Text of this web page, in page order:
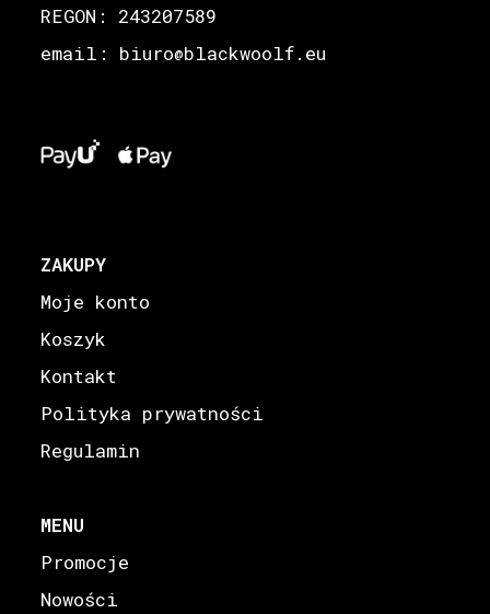
REGON: 243207589
email: biuro@blackwoolf.eu
ZAKUPY
Moje konto
Koszyk
Kontakt
Polityka prywatności
Regulamin
MENU
Promocje
Nowości